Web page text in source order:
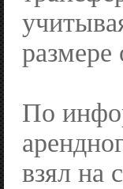
По
взял на